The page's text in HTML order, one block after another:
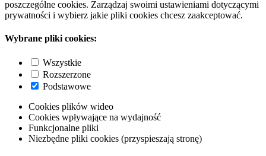
poszczególne cookies. Zarządzaj swoimi ustawieniami dotyczącymi
prywatności i wybierz jakie pliki cookies chcesz zaakceptować.
Wybrane pliki cookies:
Wszystkie
Rozszerzone
Podstawowe
Cookies plików wideo
Cookies wpływające na wydajność
Funkcjonalne pliki
Niezbędne pliki cookies (przyspieszają stronę)